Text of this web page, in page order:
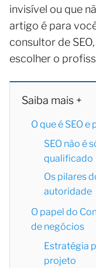
invisível ou que
artigo é para
consultor de
escolher o
Saiba mais +
O que é SEO
SEO não é
qualificado
Os pilares
autoridade
O papel do
de negócios
Estratégia
projeto